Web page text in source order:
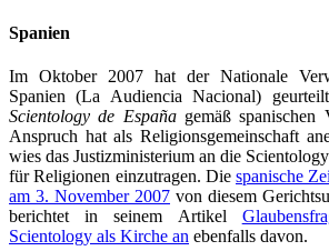
Spanien
Im Oktober 2007 hat der Nationale
Spanien (La Audiencia Nacional)
Scientology de Españagemäß spanischen
Anspruch hat als Religionsgemeinschaft
wies das Justizministerium an die
für Religionen einzutragen. Die spanische
am 3. November 2007 von diesem
berichtet in seinem Artikel
Scientology als Kirche an ebenfalls davon.